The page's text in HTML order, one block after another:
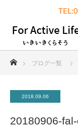
ブログ一覧
2018.09.06
20180906-